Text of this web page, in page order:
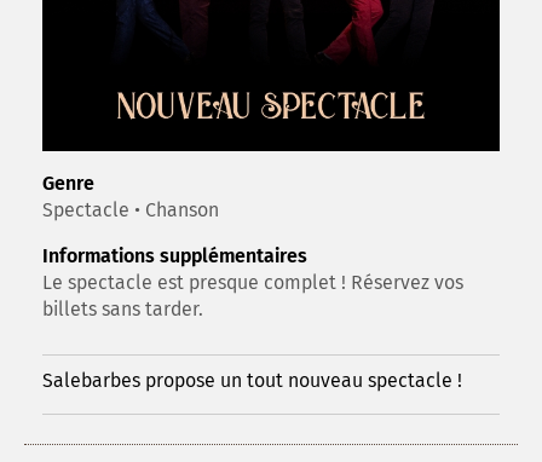
Genre
Spectacle • Chanson
Informations supplémentaires
Le spectacle est presque complet ! Réservez vos
billets sans tarder.
Salebarbes propose un tout nouveau spectacle !